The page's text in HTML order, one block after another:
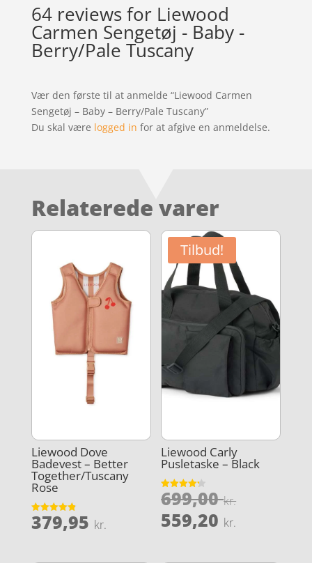
64 reviews for Liewood
Carmen Sengetøj - Baby -
Berry/Pale Tuscany
Vær den første til at anmelde “Liewood Carmen
Sengetøj – Baby – Berry/Pale Tuscany”
Du skal være logged in for at afgive en anmeldelse.
Relaterede varer
Liewood Dove
Badevest – Better
Together/Tuscany
Rose
Vurderet
4.9
379,95 kr.
Tilbud!
Liewood Carly
Pusletaske – Black
Vurderet
4.2
699,00kr.Den
559,20 kr.